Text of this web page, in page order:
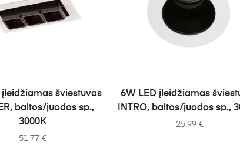
Į KREPŠELĮ
įleidžiamas šviestuvas
baltos/juodos sp.,
3000K
51.77€
Į KREPŠELĮ
6W LED įleidžiamas
INTRO, baltos/juodos sp.,
25.99 €